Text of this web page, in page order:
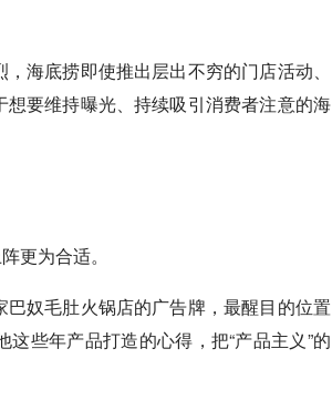
海底捞即使推出层出不穷的门店活动、
要维持曝光、持续吸引消费者注意的海
更为合适。
奴毛肚火锅店的广告牌，最醒目的位置
些年产品打造的心得，把“产品主义”的